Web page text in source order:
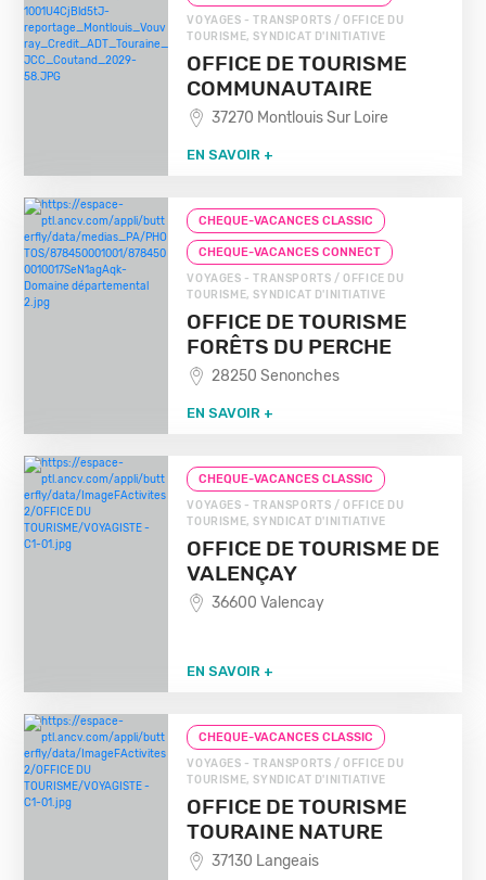
VOYAGES - TRANSPORTS / OFFICE DU
TOURISME, SYNDICAT D'INITIATIVE
OFFICE DE TOURISME
COMMUNAUTAIRE
37270 Montlouis Sur Loire
EN SAVOIR +
CHEQUE-VACANCES CLASSIC
CHEQUE-VACANCES CONNECT
VOYAGES - TRANSPORTS / OFFICE DU
TOURISME, SYNDICAT D'INITIATIVE
OFFICE DE TOURISME
FORÊTS DU PERCHE
28250 Senonches
EN SAVOIR +
CHEQUE-VACANCES CLASSIC
VOYAGES - TRANSPORTS / OFFICE DU
TOURISME, SYNDICAT D'INITIATIVE
OFFICE DE TOURISME DE
VALENÇAY
36600 Valencay
EN SAVOIR +
CHEQUE-VACANCES CLASSIC
VOYAGES - TRANSPORTS / OFFICE DU
TOURISME, SYNDICAT D'INITIATIVE
OFFICE DE TOURISME
TOURAINE NATURE
37130 Langeais